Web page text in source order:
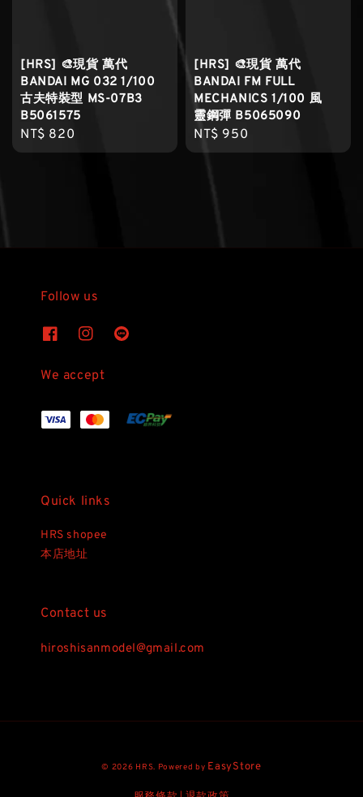
[HRS] 🎨現貨 萬代
BANDAI MG 032 1/100
古夫特裝型 MS-07B3
B5061575
Regular
price
NT$ 820
[HRS] 🎨現貨 萬代
BANDAI FM FULL
MECHANICS 1/100 風
靈鋼彈 B5065090
Regular
price
NT$ 950
Follow us
We accept
Quick links
HRS shopee
本店地址
Contact us
hiroshisanmodel@gmail.com
© 2026 HRS. Powered by EasyStore